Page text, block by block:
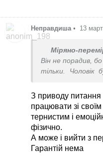
Неправдиша • 13
Міряно-
Він не порадив,
тільки. Чоловік
труби я сама не
лікування. Все
Фізіотерапії...
місті, це буде
УЗД, і в мене
лікування.
З приводу
працювати зі
тернистим і
фізично.
А може і вийти з
Гарантій нема